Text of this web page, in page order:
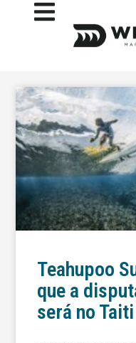
Teahupoo
que a
será no Taiti